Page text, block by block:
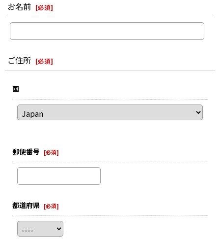
お名前 [必須]
ご住所 [必須]
国
郵便番号 [必須]
都道府県 [必須]